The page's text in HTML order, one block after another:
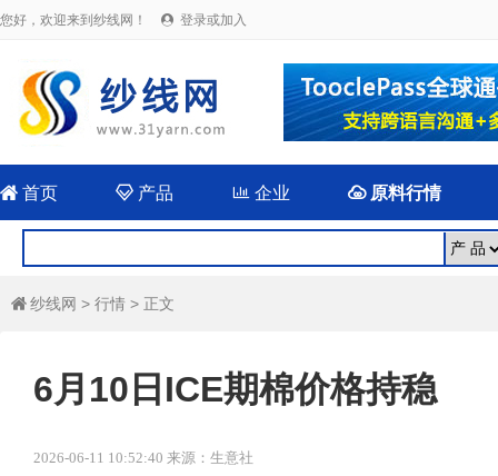
您好，欢迎来到纱线网！  登录或加入
 首页  产品 企业 原料行情
 纱线网 > 行情 > 正文
6月10日ICE期棉价格持稳
2026-06-11 10:52:40 来源：生意社